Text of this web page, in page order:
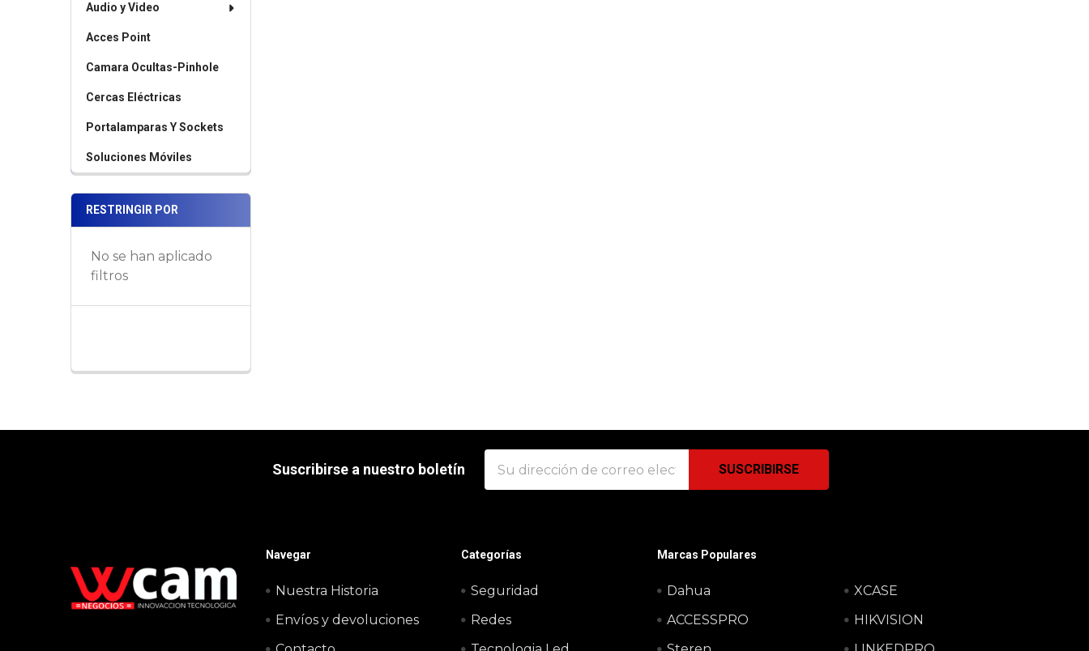
Audio y Video
Acces Point
Camara Ocultas-Pinhole
Cercas Eléctricas
Portalamparas Y Sockets
Soluciones Móviles
RESTRINGIR POR
No se han aplicado
filtros
Suscribirse a nuestro boletín
de
Navegar
Nuestra Historia
Envíos y devoluciones
Categorías
Seguridad
Redes
Marcas Populares
Dahua
ACCESSPRO
XCASE
HIKVISION